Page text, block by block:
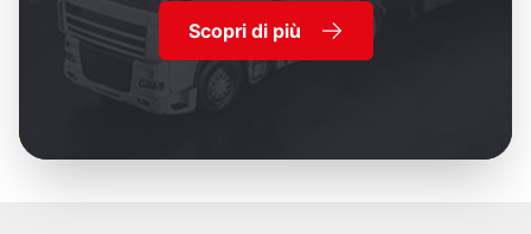
Scopri di più